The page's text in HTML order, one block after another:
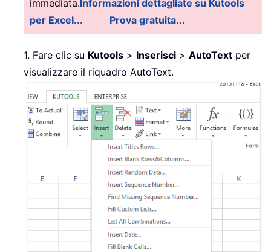
immediata. Informazioni dettagliate su Kutools
per Excel...
Prova gratuita...
1. Fare clic su Kutools > Inserisci > AutoText per
visualizzare il riquadro AutoText.